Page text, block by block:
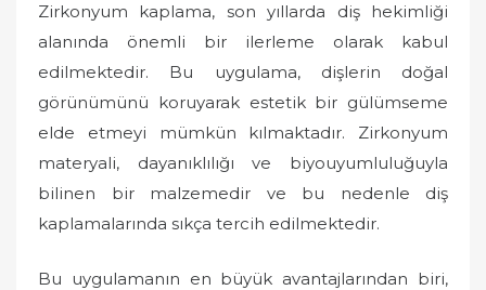
Zirkonyum kaplama, son yıllarda diş hekimliği
alanında önemli bir ilerleme olarak kabul
edilmektedir. Bu uygulama, dişlerin doğal
görünümünü koruyarak estetik bir gülümseme
elde etmeyi mümkün kılmaktadır. Zirkonyum
materyali, dayanıklılığı ve biyouyumluluğuyla
bilinen bir malzemedir ve bu nedenle diş
kaplamalarında sıkça tercih edilmektedir.
Bu uygulamanın en büyük avantajlarından biri,